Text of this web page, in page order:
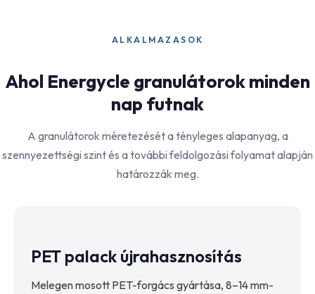
ALKALMAZASOK
Ahol Energycle granulátorok minden
nap futnak
A granulátorok méretezését a tényleges alapanyag, a
szennyezettségi szint és a további feldolgozási folyamat alapján
határozzák meg.
PET palack újrahasznosítás
Melegen mosott PET-forgács gyártása, 8–14 mm-